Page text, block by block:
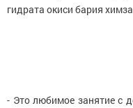
гидрата окиси бария
- Это любимое занятие с